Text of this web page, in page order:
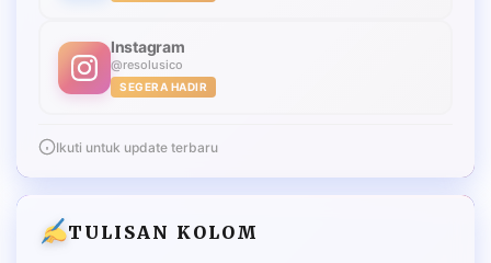
Instagram
@resolusico
SEGERA HADIR
Ikuti untuk update terbaru
TULISAN KOLOM